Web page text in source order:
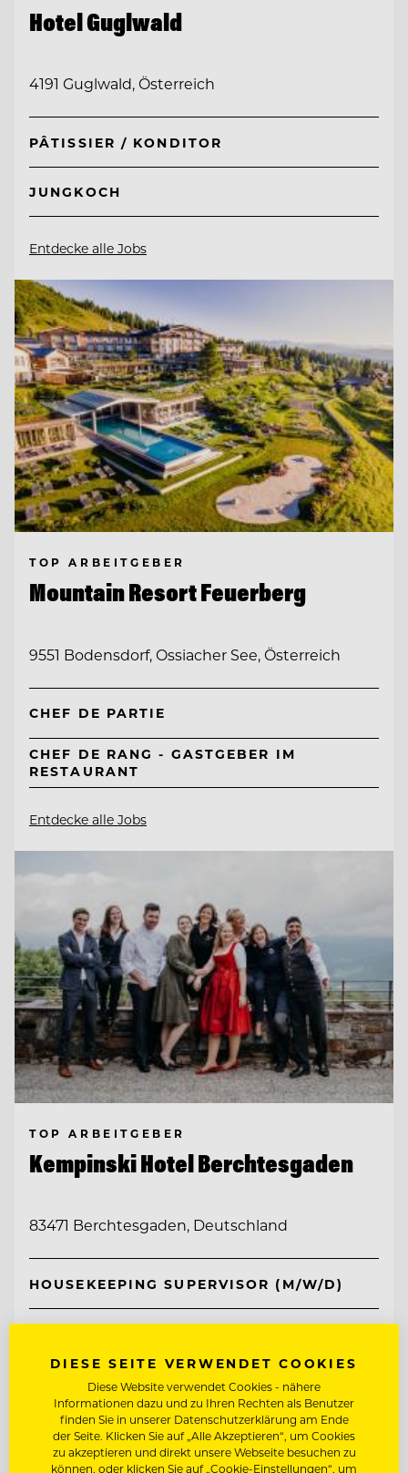
Hotel Guglwald
4191 Guglwald, Österreich
PÂTISSIER / KONDITOR
JUNGKOCH
Entdecke alle Jobs
TOP ARBEITGEBER
Mountain Resort Feuerberg
9551 Bodensdorf, Ossiacher See, Österreich
CHEF DE PARTIE
CHEF DE RANG - GASTGEBER IM
RESTAURANT
Entdecke alle Jobs
TOP ARBEITGEBER
Kempinski Hotel Berchtesgaden
83471 Berchtesgaden, Deutschland
HOUSEKEEPING SUPERVISOR (M/W/D)
Entdecke alle Jobs
DIESE SEITE VERWENDET COOKIES
Diese Website verwendet Cookies - nähere
Informationen dazu und zu Ihren Rechten als Benutzer
finden Sie in unserer Datenschutzerklärung am Ende
der Seite. Klicken Sie auf „Alle Akzeptieren“, um Cookies
zu akzeptieren und direkt unsere Webseite besuchen zu
können, oder klicken Sie auf „Cookie-Einstellungen“, um